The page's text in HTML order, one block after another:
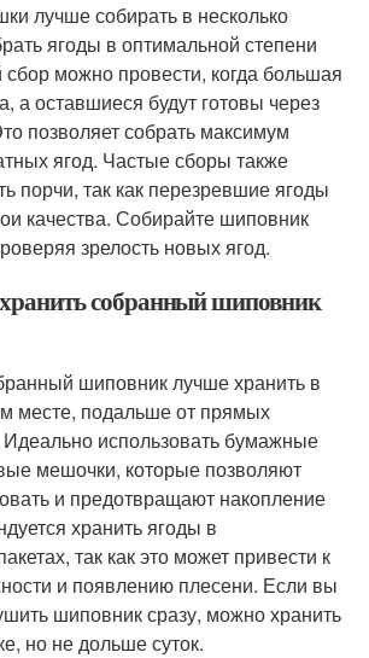
лучше собирать в несколько
ягоды в оптимальной степени
можно провести, когда большая
а оставшиеся будут готовы через
позволяет собрать максимум
ягод. Частые сборы также
порчи, так как перезревшие ягоды
качества. Собирайте шиповник
зрелость новых ягод.
собранный шиповник
шиповник лучше хранить в
месте, подальше от прямых
использовать бумажные
мешочки, которые позволяют
и предотвращают накопление
хранить ягоды в
так как это может привести к
и появлению плесени. Если вы
шиповник сразу, можно хранить
но не дольше суток.